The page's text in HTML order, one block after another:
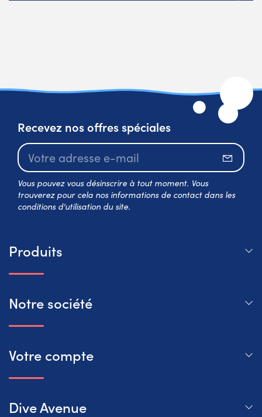
Recevez nos offres spéciales
Vous pouvez vous désinscrire à tout moment. Vous
trouverez pour cela nos informations de contact dans les
conditions d'utilisation du site.
Produits
Notre société
Votre compte
Dive Avenue